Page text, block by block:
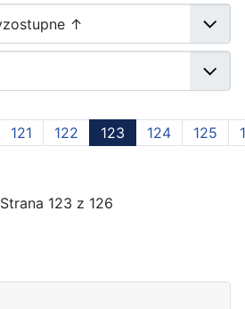
121 122 123 124 125
Strana 123 z 126